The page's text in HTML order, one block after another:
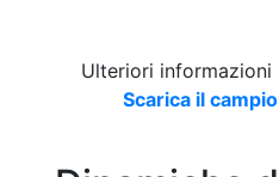
Ulteriori
Scarica il